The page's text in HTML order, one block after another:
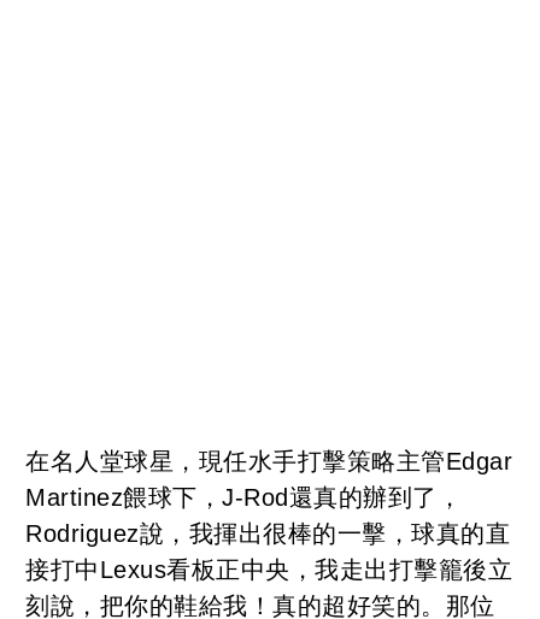
在名人堂球星，現任水手打擊策略主管Edgar
Martinez餵球下，J-Rod還真的辦到了，
Rodriguez說，我揮出很棒的一擊，球真的直
接打中Lexus看板正中央，我走出打擊籠後立
刻說，把你的鞋給我！真的超好笑的。那位